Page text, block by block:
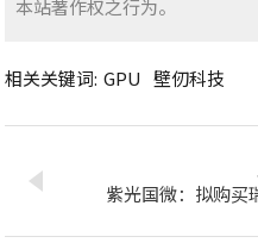
本站著作权之行为。
相关关键词: GPU 壁仞科技
紫光国微：拟购买